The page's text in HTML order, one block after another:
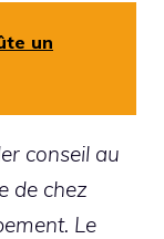
un
conseil au
de chez
Le